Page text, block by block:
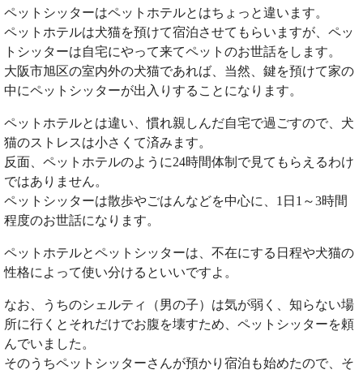
ペットシッターはペットホテルとはちょっと違います。
ペットホテルは犬猫を預けて宿泊させてもらいますが、ペッ
トシッターは自宅にやって来てペットのお世話をします。
大阪市旭区の室内外の犬猫であれば、当然、鍵を預けて家の
中にペットシッターが出入りすることになります。
ペットホテルとは違い、慣れ親しんだ自宅で過ごすので、犬
猫のストレスは小さくて済みます。
反面、ペットホテルのように24時間体制で見てもらえるわけ
ではありません。
ペットシッターは散歩やごはんなどを中心に、1日1～3時間
程度のお世話になります。
ペットホテルとペットシッターは、不在にする日程や犬猫の
性格によって使い分けるといいですよ。
なお、うちのシェルティ（男の子）は気が弱く、知らない場
所に行くとそれだけでお腹を壊すため、ペットシッターを頼
んでいました。
そのうちペットシッターさんが預かり宿泊も始めたので、そ